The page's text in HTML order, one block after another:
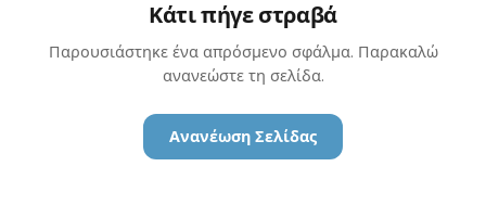
Κάτι πήγε στραβά
Παρουσιάστηκε ένα απρόσμενο σφάλμα. Παρακαλώ
ανανεώστε τη σελίδα.
Ανανέωση Σελίδας